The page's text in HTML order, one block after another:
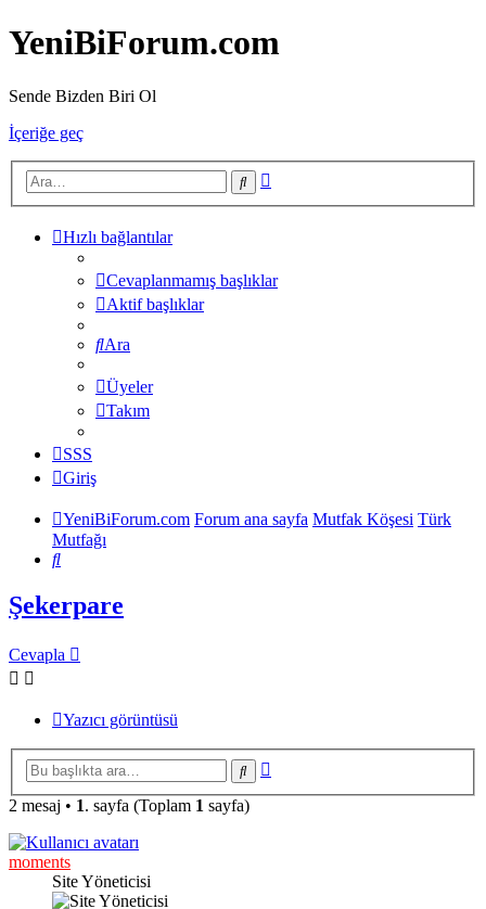
YeniBiForum.com
Sende Bizden Biri Ol
İçeriğe geç
Ara
Hızlı bağlantılar
Cevaplanmamış başlıklar
Aktif başlıklar
Ara
Üyeler
Takım
SSS
Giriş
YeniBiForum.com Forum ana sayfa Mutfak Köşesi Türk
Mutfağı
Ara
Şekerpare
Cevapla
Yazıcı görüntüsü
Ara
2 mesaj • 1. sayfa (Toplam 1 sayfa)
moments
Site Yöneticisi